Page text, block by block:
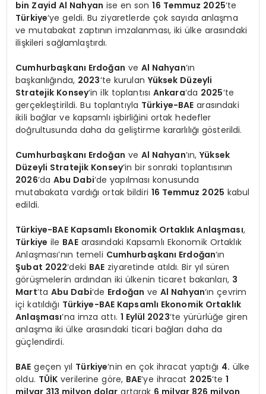
bin Zayid Al Nahyan ise en son16 Temmuz 2025‘te
Türkiye‘ye geldi. Bu ziyaretlerde çok sayıda anlaşma
ve mutabakat zaptının imzalanması, iki ülke arasındaki
ilişkileri sağlamlaştırdı.
Cumhurbaşkanı Erdoğan ve Al Nahyan‘ın
başkanlığında, 2023‘te kurulan Yüksek Düzeyli
Stratejik Konsey‘in ilk toplantısı Ankara‘da 2025‘te
gerçekleştirildi. Bu toplantıyla Türkiye-BAE arasındaki
ikili bağlar ve kapsamlı işbirliğini ortak hedefler
doğrultusunda daha da geliştirme kararlılığı gösterildi.
Cumhurbaşkanı Erdoğan ve Al Nahyan‘ın,Yüksek
Düzeyli Stratejik Konsey‘in bir sonraki toplantısının
2026‘daAbu Dabi‘de yapılması konusunda
mutabakata vardığı ortak bildiri 16 Temmuz 2025 kabul
edildi.
Türkiye-BAE Kapsamlı Ekonomik Ortaklık Anlaşması,
Türkiye ile BAEarasındaki Kapsamlı Ekonomik Ortaklık
Anlaşması’nın temeli Cumhurbaşkanı Erdoğan‘ın
Şubat 2022‘deki BAE ziyaretinde atıldı. Bir yıl süren
görüşmelerin ardından iki ülkenin ticaret bakanları, 3
Mart‘taAbu Dabi‘de Erdoğan veAl Nahyan‘ın çevrim
içi katıldığı Türkiye-BAE Kapsamlı Ekonomik Ortaklık
Anlaşması‘na imza attı. 1 Eylül 2023‘te yürürlüğe giren
anlaşma iki ülke arasındaki ticari bağları daha da
güçlendirdi.
BAE geçen yıl Türkiye‘nin en çok ihracat yaptığı 4. ülke
oldu. TÜİK verilerine göre, BAE‘ye ihracat 2025‘te1
milyar 313 milyon dolar artarak 6 milyar 826 milyon